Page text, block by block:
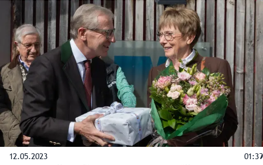
elektronisch überwacht. Dazu zählen zum Beispiel der
Rauriser Sonnblick, das Sattelkar im Obersulzbachtal oder
auch der Ingelsberg in Bad Hofgastein. Letzterer dient in
dieser Reportage als Beispiel für die Arbeit der Experten,
die Salzburgs Berge mit Argusaugen und High-Tech
beobachten.
12.05.2023 01:39